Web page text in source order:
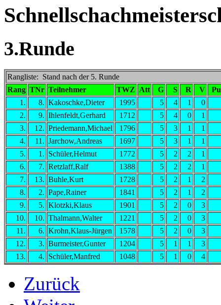
3.Runde
Rangliste: Stand nach der 5. Runde
Rang TNr Teilnehmer TWZ Att G S R V
1.
8. Kakoschke,Dieter 1995 5 4 1
0
2.
9. Ihlenfeldt,Gerhard 1712 5 4 0
1
3.
12. Priedemann,Michael 1796 5 3 1
1
4.
11. Jarchow,Andreas 1697 5 3 1
1
5.
1. Schüler,Helmut 1772 5 2 2
1
6.
7. Retzlaff,Ralf 1388 5 2 2
1
7.
13. Buhle,Kurt 1728 5 2 1
2
8.
2. Pape,Rainer 1841 5 2 1
2
9.
5. Klotzki,Klaus 1901 5 2 0
3
10.
10. Thalmann,Walter 1221 5 2 0
3
11.
6. Krohn,Klaus-Jürgen 1578 5 2 0
3
12.
3. Burmeister,Gunter 1204 5 1 1
3
13.
4. Schüler,Manfred 1048 5 1 0 4
Zurück